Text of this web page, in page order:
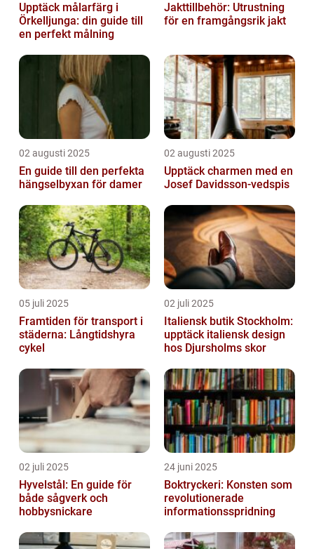
Upptäck målarfärg i
Örkelljunga: din guide till
en perfekt målning
Jakttillbehör: Utrustning
för en framgångsrik jakt
02 augusti 2025
En guide till den perfekta
hängselbyxan för damer
02 augusti 2025
Upptäck charmen med en
Josef Davidsson-vedspis
05 juli 2025
Framtiden för transport i
städerna: Långtidshyra
cykel
02 juli 2025
Italiensk butik Stockholm:
upptäck italiensk design
hos Djursholms skor
02 juli 2025
Hyvelstål: En guide för
både sågverk och
hobbysnickare
24 juni 2025
Boktryckeri: Konsten som
revolutionerade
informationsspridning